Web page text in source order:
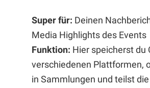
Super für: Deinen
Media Highlights des Events
Funktion: Hier speicherst du
verschiedenen Plattformen,
in Sammlungen und teilst